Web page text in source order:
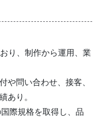
り、制作から運用、業
や問い合わせ、接客、
あり。
際規格を取得し、品